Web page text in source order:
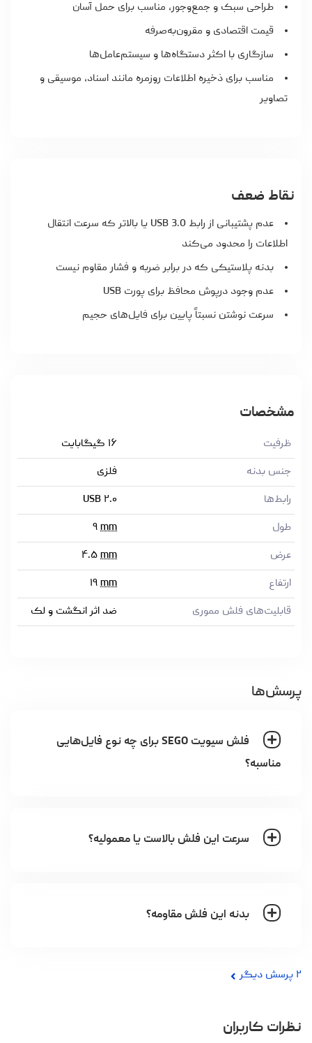
طراحی سبک و جمع‌وجور، مناسب برای حمل آسان
قیمت اقتصادی و مقرون‌به‌صرفه
سازگاری با اکثر دستگاه‌ها و سیستم‌عامل‌ها
مناسب برای ذخیره اطلاعات روزمره مانند اسناد، موسیقی و
تصاویر
نقاط ضعف
عدم پشتیبانی از رابط USB 3.0 یا بالاتر که سرعت انتقال
اطلاعات را محدود می‌کند
بدنه پلاستیکی که در برابر ضربه و فشار مقاوم نیست
عدم وجود درپوش محافظ برای پورت USB
سرعت نوشتن نسبتاً پایین برای فایل‌های حجیم
مشخصات
ظرفیت
۱۶ گیگابایت
جنس بدنه
فلزی
رابط‌ها
USB ۲.۰
طول
۹ mm
عرض
۴.۵ mm
ارتفاع
۱۹ mm
قابلیت‌های فلش مموری
ضد اثر انگشت و لک
پرسش‌ها
فلش سیویت SEGO برای چه نوع فایل‌هایی
مناسبه؟
سرعت این فلش بالاست یا معمولیه؟
بدنه این فلش مقاومه؟
۲ پرسش دیگر
نظرات کاربران